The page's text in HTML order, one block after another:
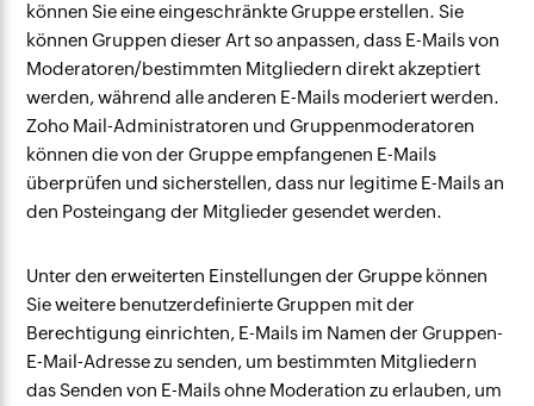
können Sie eine eingeschränkte Gruppe erstellen. Sie
können Gruppen dieser Art so anpassen, dass E-Mails von
Moderatoren/bestimmten Mitgliedern direkt akzeptiert
werden, während alle anderen E-Mails moderiert werden.
Zoho Mail-Administratoren und Gruppenmoderatoren
können die von der Gruppe empfangenen E-Mails
überprüfen und sicherstellen, dass nur legitime E-Mails an
den Posteingang der Mitglieder gesendet werden.
Unter den erweiterten Einstellungen der Gruppe können
Sie weitere benutzerdefinierte Gruppen mit der
Berechtigung einrichten, E-Mails im Namen der Gruppen-
E-Mail-Adresse zu senden, um bestimmten Mitgliedern
das Senden von E-Mails ohne Moderation zu erlauben, um